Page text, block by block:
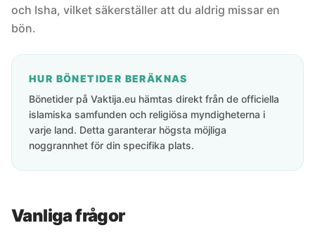
och Isha, vilket säkerställer att du aldrig missar en
bön.
HUR BÖNETIDER BERÄKNAS
Bönetider på Vaktija.eu hämtas direkt från de officiella
islamiska samfunden och religiösa myndigheterna i
varje land. Detta garanterar högsta möjliga
noggrannhet för din specifika plats.
Vanliga frågor